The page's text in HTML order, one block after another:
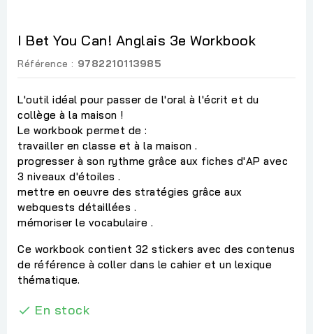
I Bet You Can! Anglais 3e Workbook
Référence : 9782210113985
L'outil idéal pour passer de l'oral à l'écrit et du
collège à la maison !
Le workbook permet de :
travailler en classe et à la maison .
progresser à son rythme grâce aux fiches d'AP avec
3 niveaux d'étoiles .
mettre en oeuvre des stratégies grâce aux
webquests détaillées .
mémoriser le vocabulaire .
Ce workbook contient 32 stickers avec des contenus
de référence à coller dans le cahier et un lexique
thématique.
 En stock